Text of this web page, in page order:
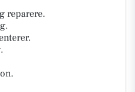
reparere.